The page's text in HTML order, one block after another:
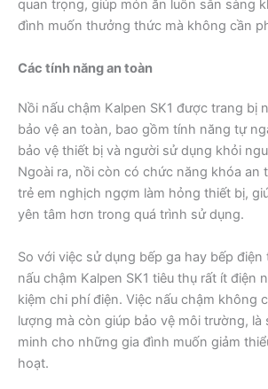
quan trọng, giúp món ăn luôn sẵn sàng
đình muốn thưởng thức mà không cần
Các tính năng an toàn
Nồi nấu chậm Kalpen SK1 được trang bị
bảo vệ an toàn, bao gồm tính năng tự
bảo vệ thiết bị và người sử dụng khỏi
Ngoài ra, nồi còn có chức năng khóa an
trẻ em nghịch ngợm làm hỏng thiết bị,
yên tâm hơn trong quá trình sử dụng.
So với việc sử dụng bếp ga hay bếp
nấu chậm Kalpen SK1 tiêu thụ rất ít điện
kiệm chi phí điện. Việc nấu chậm không
lượng mà còn giúp bảo vệ môi trường,
minh cho những gia đình muốn giảm
hoạt.